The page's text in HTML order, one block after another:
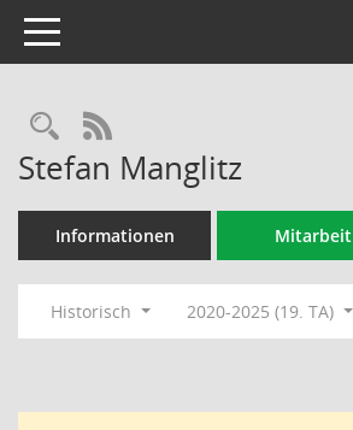
Toggle navigation
Rechercheauswahl
RSS-Feed
Stefan Manglitz
Informationen Mitarbeit
Historisch 2020-2025 (19. TA)